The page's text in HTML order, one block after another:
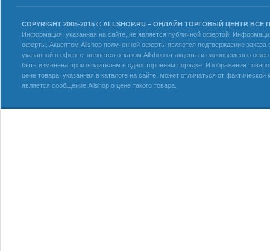
COPYRIGHT 2005-2015 © ALLSHOP.RU – ОНЛАЙН ТОРГОВЫЙ ЦЕНТР.
Информация, указанная на сайте, не является публичной офертой.
оферты. Акцептом Allshop полученной оферты является подтверждение
указанной в оферте, является отказом Allshop от акцепта и одновременно
быть изменена производителем в одностороннем порядке. Изображения
цене товара, указанная в каталоге на сайте, может отличаться от
является сообщение Allshop о цене такого товара.